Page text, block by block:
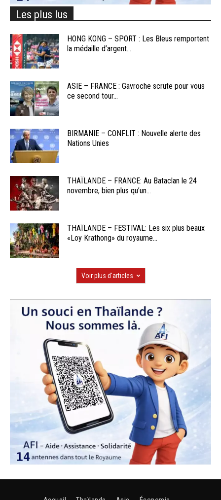
Les plus lus
HONG KONG – SPORT : Les Bleus remportent
la médaille d’argent...
ASIE – FRANCE : Gavroche scrute pour vous
ce second tour...
BIRMANIE – CONFLIT : Nouvelle alerte des
Nations Unies
THAÏLANDE – FRANCE: Au Bataclan le 24
novembre, bien plus qu’un...
THAÏLANDE – FESTIVAL: Les six plus beaux
«Loy Krathong» du royaume...
Voir plus d'articles